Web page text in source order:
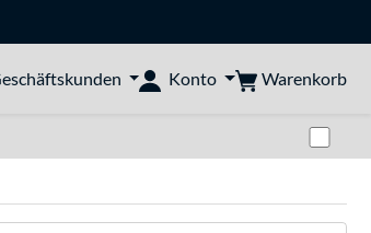
Konto Warenkorb